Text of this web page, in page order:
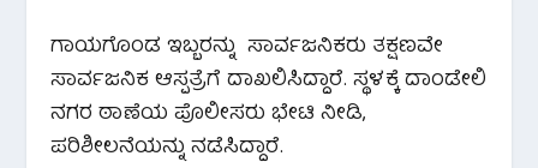
ಗಾಯಗೊಂಡ ಇಬ್ಬರನ್ನು ಸಾರ್ವಜನಿಕರು ತಕ್ಷಣವೇ
ಸಾರ್ವಜನಿಕ ಆಸ್ಪತ್ರೆಗೆ ದಾಖಲಿಸಿದ್ದಾರೆ. ಸ್ಥಳಕ್ಕೆ ದಾಂಡೇಲಿ
ನಗರ ಠಾಣೆಯ ಪೊಲೀಸರು ಭೇಟಿ ನೀಡಿ,
ಪರಿಶೀಲನೆಯನ್ನು ನಡೆಸಿದ್ದಾರೆ.